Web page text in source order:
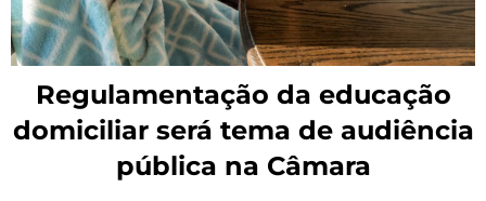
Regulamentação da educação
domiciliar será tema de audiência
pública na Câmara